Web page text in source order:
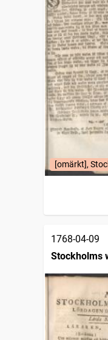
[omärkt],
1768-04-09
Stockholms
1745)